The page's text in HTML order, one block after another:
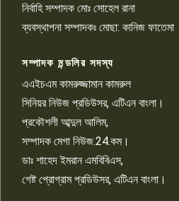
৯
১০
নির্বাহি সম্পাদক মোঃ সোহেল রানা
ব্যবস্থাপনা সম্পাদকঃ মোছা: কানিজ ফাতেমা
সম্পাদক মন্ডলির সদস্য
এএইচএম কামরুজ্জামান কামরুল
সিনিয়র নিউজ প্রডিউসর, এটিএন বাংলা।
প্রকৌশলী আব্দুল আলিম,
সম্পাদক মেগা নিউজ.24.কম।
ডাঃ শাহেদ ইমরান এমবিবিএস,
গেষ্ট প্রোগ্রাম প্রডিউসর, এটিএন বাংলা।